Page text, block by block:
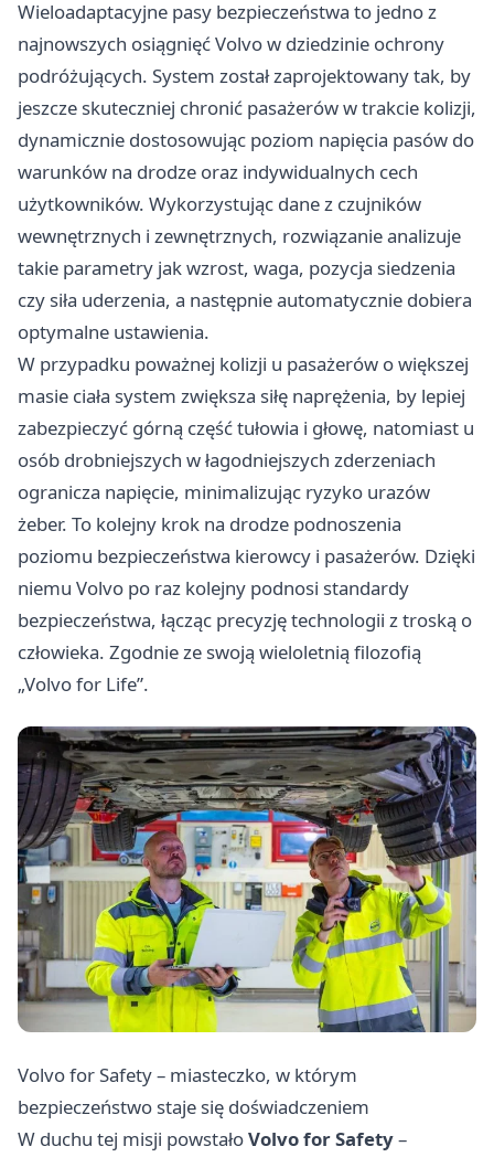
Wieloadaptacyjne pasy bezpieczeństwa to jedno z
najnowszych osiągnięć Volvo w dziedzinie ochrony
podróżujących. System został zaprojektowany tak, by
jeszcze skuteczniej chronić pasażerów w trakcie kolizji,
dynamicznie dostosowując poziom napięcia pasów do
warunków na drodze oraz indywidualnych cech
użytkowników. Wykorzystując dane z czujników
wewnętrznych i zewnętrznych, rozwiązanie analizuje
takie parametry jak wzrost, waga, pozycja siedzenia
czy siła uderzenia, a następnie automatycznie dobiera
optymalne ustawienia.
W przypadku poważnej kolizji u pasażerów o większej
masie ciała system zwiększa siłę naprężenia, by lepiej
zabezpieczyć górną część tułowia i głowę, natomiast u
osób drobniejszych w łagodniejszych zderzeniach
ogranicza napięcie, minimalizując ryzyko urazów
żeber. To kolejny krok na drodze podnoszenia
poziomu bezpieczeństwa kierowcy i pasażerów. Dzięki
niemu Volvo po raz kolejny podnosi standardy
bezpieczeństwa, łącząc precyzję technologii z troską o
człowieka. Zgodnie ze swoją wieloletnią filozofią
„Volvo for Life”.
Volvo for Safety – miasteczko, w którym
bezpieczeństwo staje się doświadczeniem
W duchu tej misji powstałoVolvo for Safety–